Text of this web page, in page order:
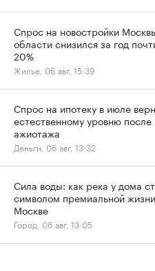
Спрос на новостройки
области снизился за год
20%
Жилье, 06 авг, 15:39
Спрос на ипотеку в июле
естественному уровню после
ажиотажа
Деньги, 06 авг, 13:32
Сила воды: как река у дома
символом премиальной
Москве
Город, 06 авг, 13:05